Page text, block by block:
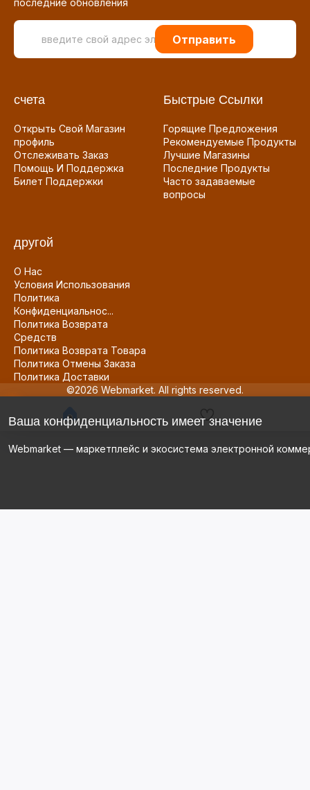
последние обновления
Отправить
счета
Открыть Свой Магазин
профиль
Отслеживать Заказ
Помощь И Поддержка
Билет Поддержки
Быстрые Ссылки
Горящие Предложения
Рекомендуемые Продукты
Лучшие Магазины
Последние Продукты
Часто задаваемые
вопросы
другой
О Нас
Условия Использования
Политика
Конфиденциальнос...
Политика Возврата
Средств
Политика Возврата Товара
Политика Отмены Заказа
Политика Доставки
©2026 Webmarket. All rights reserved.
Ваша конфиденциальность имеет значение
Webmarket — маркетплейс и экосистема электронной